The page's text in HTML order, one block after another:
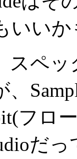
いい
スペッ
、
フロ
だっ